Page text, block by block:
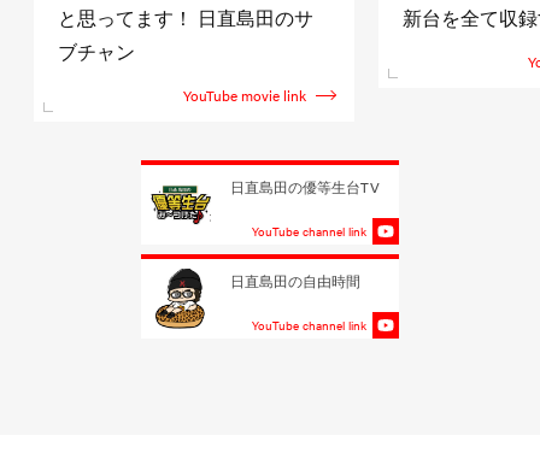
と思ってます！ 日直島田のサ
ブチャン
YouTube movie link
新台を全て収
日直島田の優等生台TV
YouTube channel link
日直島田の自由時間
YouTube channel link